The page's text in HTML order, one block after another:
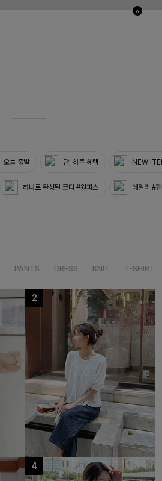
0
오늘 출발 단, 하루 혜택 NEW
하나로 완성된 코디 #원피스 데일리 #
PANTS DRESS KNIT T-SHIRT